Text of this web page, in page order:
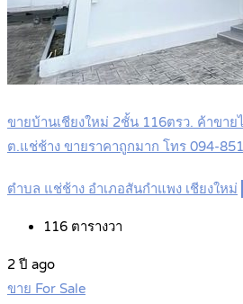
ขายบ้านเชียงใหม่ 2ชั้น 116ตรว. ค้าขา
ต.แช่ช้าง ขายราคาถูกมาก โทร 094-
ตำบล แช่ช้าง อำเภอสันกำแพง เชียงใหม่
116 ตารางวา
2 ปี ago
ขาย For Sale